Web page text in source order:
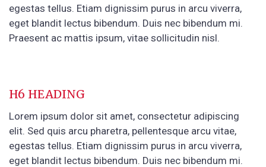
egestas tellus. Etiam dignissim purus in arcu viverra,
eget blandit lectus bibendum. Duis nec bibendum mi.
Praesent ac mattis ipsum, vitae sollicitudin nisl.
H6 HEADING
Lorem ipsum dolor sit amet, consectetur adipiscing
elit. Sed quis arcu pharetra, pellentesque arcu vitae,
egestas tellus. Etiam dignissim purus in arcu viverra,
eget blandit lectus bibendum. Duis nec bibendum mi.